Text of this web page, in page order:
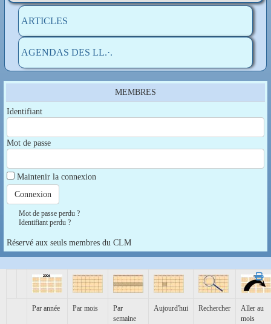
ARTICLES
AGENDAS DES LL.·.
MEMBRES
Identifiant
Mot de passe
Maintenir la connexion
Mot de passe perdu ?
Identifiant perdu ?
Réservé aux seuls membres du CLM
Par année Par mois
Par
semaine
Aujourd'hui Rechercher
Aller au
mois